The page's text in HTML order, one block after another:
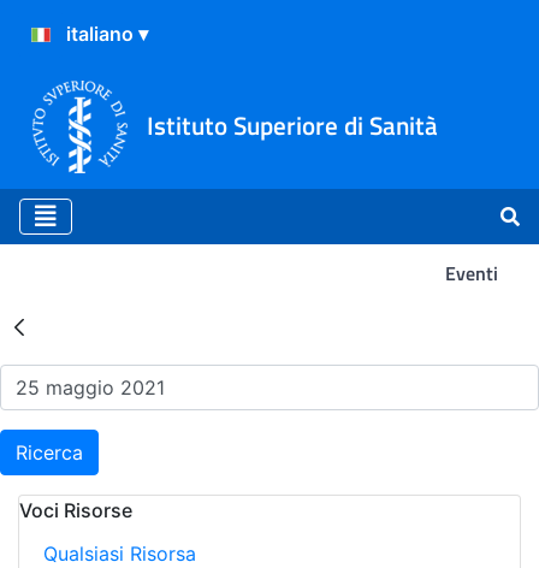
Istituto Superiore di Sanità
Eventi
Risultati della Ricerca -
Ricerca
Voci Risorse
Qualsiasi Risorsa